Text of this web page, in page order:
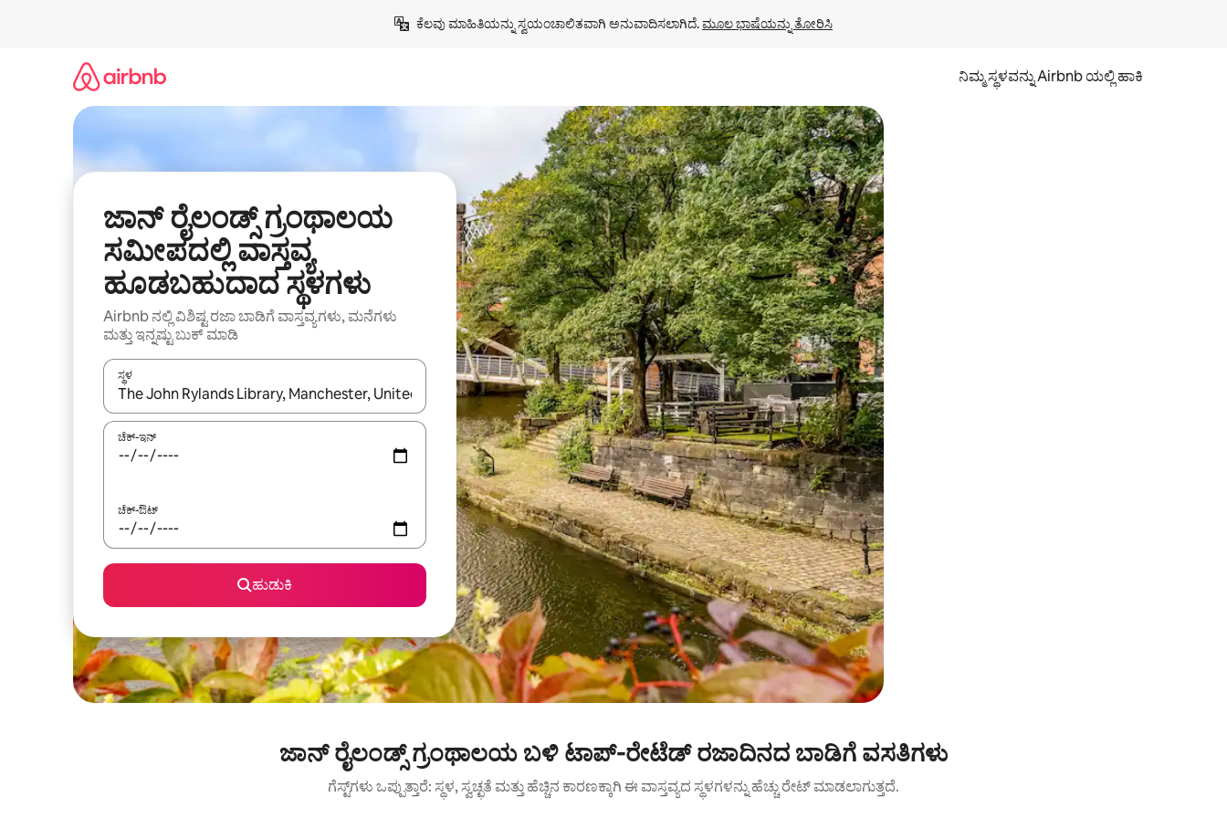
ಕೆಲವು ಮಾಹಿತಿಯನ್ನು ಸ್ವಯಂಚಾಲಿತವಾಗಿ ಅನುವಾದಿಸಲಾಗಿದೆ. ಮೂಲ ಭಾಷೆಯನ್ನು ತೋರಿಸಿ
ನಿಮ್ಮ ಸ್ಥಳವನ್ನು Airbnb ಯಲ್ಲಿ ಹಾಕಿ
ಜಾನ್ ರೈಲಂಡ್ಸ್ ಗ್ರಂಥಾಲಯ
ಸಮೀಪದಲ್ಲಿ ವಾಸ್ತವ್ಯ
ಹೂಡಬಹುದಾದ ಸ್ಥಳಗಳು
Airbnb ನಲ್ಲಿ ವಿಶಿಷ್ಟ ರಜಾ ಬಾಡಿಗೆ ವಾಸ್ತವ್ಯಗಳು, ಮನೆಗಳು
ಮತ್ತು ಇನ್ನಷ್ಟು ಬುಕ್ ಮಾಡಿ
ಸ್ಥಳ
ಫಲಿತಾಂಶಗಳು ಲಭ್ಯವಿರುವಾಗ, ಅಪ್ ಮತ್ತು ಡೌನ್ ಬಾಣದ ಕೀಲಿಗಳೊಂದಿಗೆ ನ್ಯಾವಿಗೇಟ್ ಮಾಡಿ ಅಥವಾ ಸ್ಪರ್ಶ ಅಥವಾ ಸ್ವೈಪ್ ಗೆಸ್ಚರ್‌ಗಳ ಮೂಲಕ ಅನ್ವೇಷಿಸಿ.
ಚೆಕ್-ಇನ್
ಚೆಕ್-ಔಟ್
ಹುಡುಕಿ
ಜಾನ್ ರೈಲಂಡ್ಸ್ ಗ್ರಂಥಾಲಯ ಬಳಿ ಟಾಪ್-ರೇಟೆಡ್ ರಜಾದಿನದ ಬಾಡಿಗೆ ವಸತಿಗಳು
ಗೆಸ್ಟ್‌ಗಳು ಒಪ್ಪುತ್ತಾರೆ: ಸ್ಥಳ, ಸ್ವಚ್ಛತೆ ಮತ್ತು ಹೆಚ್ಚಿನ ಕಾರಣಕ್ಕಾಗಿ ಈ ವಾಸ್ತವ್ಯದ ಸ್ಥಳಗಳನ್ನು ಹೆಚ್ಚು ರೇಟ್ ಮಾಡಲಾಗುತ್ತದೆ.